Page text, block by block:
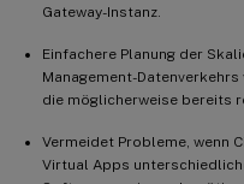
Gateway-Instanz.
Einfachere Planung der
Management-
die möglicherweise bereits
Vermeidet Probleme, wenn
Virtual Apps